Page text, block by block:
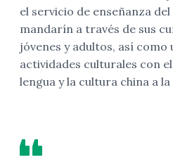
el servicio de enseñanza
mandarín a través de sus
jóvenes y adultos, así
actividades culturales con
lengua y la cultura china a